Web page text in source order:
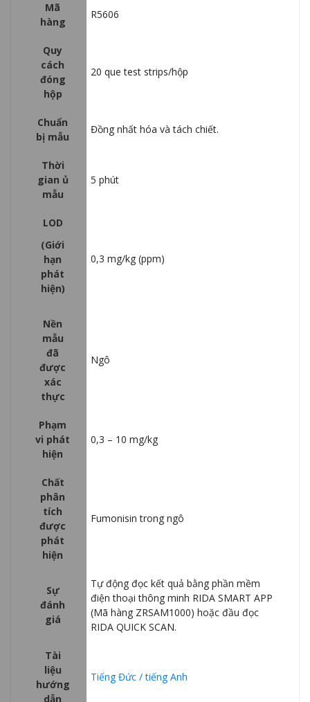
Mã
hàng
R5606
Quy
cách
đóng
hộp
20 que test strips/hộp
Chuẩn
bị mẫu
Đồng nhất hóa và tách chiết.
Thời
gian ủ
mẫu
5 phút
LOD
(Giới
hạn
phát
hiện)
0,3 mg/kg (ppm)
Nền
mẫu
đã
được
xác
thực
Ngô
Phạm
vi phát
hiện
0,3 – 10 mg/kg
Chất
phân
tích
được
phát
hiện
Fumonisin trong ngô
Sự
đánh
giá
Tự động đọc kết quả bằng phần mềm
điện thoại thông minh RIDA SMART APP
(Mã hàng ZRSAM1000) hoặc đầu đọc
RIDA QUICK SCAN.
Tài
liệu
hướng
dẫn
Tiếng Đức / tiếng Anh